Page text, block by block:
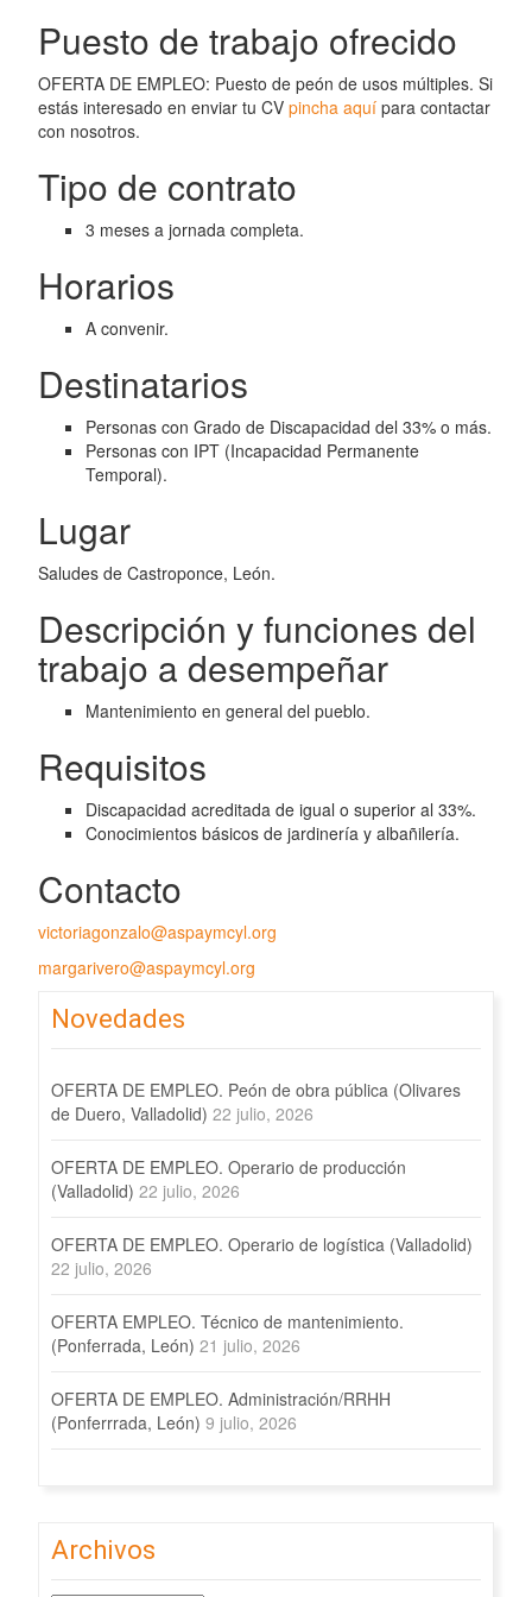
Puesto de trabajo ofrecido
OFERTA DE EMPLEO: Puesto de peón de usos múltiples. Si
estás interesado en enviar tu CV pincha aquí para contactar
con nosotros.
Tipo de contrato
3 meses a jornada completa.
Horarios
A convenir.
Destinatarios
Personas con Grado de Discapacidad del 33% o más.
Personas con IPT (Incapacidad Permanente
Temporal).
Lugar
Saludes de Castroponce, León.
Descripción y funciones del
trabajo a desempeñar
Mantenimiento en general del pueblo.
Requisitos
Discapacidad acreditada de igual o superior al 33%.
Conocimientos básicos de jardinería y albañilería.
Contacto
victoriagonzalo@aspaymcyl.org
margarivero@aspaymcyl.org
Novedades
OFERTA DE EMPLEO. Peón de obra pública (Olivares
de Duero, Valladolid) 22 julio, 2026
OFERTA DE EMPLEO. Operario de producción
(Valladolid) 22 julio, 2026
OFERTA DE EMPLEO. Operario de logística (Valladolid)
22 julio, 2026
OFERTA EMPLEO. Técnico de mantenimiento.
(Ponferrada, León) 21 julio, 2026
OFERTA DE EMPLEO. Administración/RRHH
(Ponferrrada, León) 9 julio, 2026
Archivos